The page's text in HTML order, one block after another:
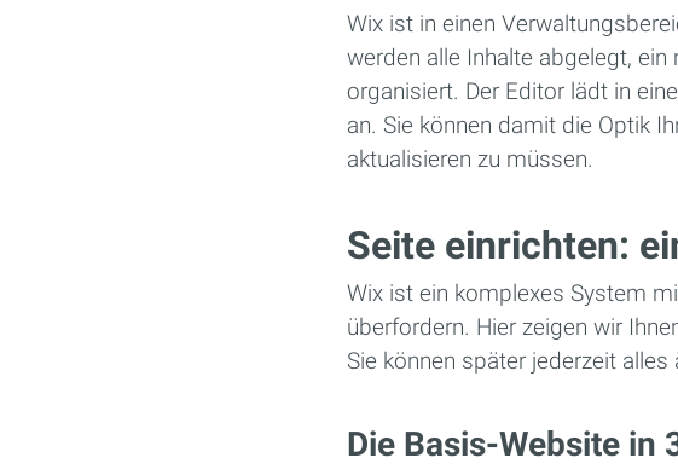
Wix ist in einen
werden alle Inhalte abgelegt,
organisiert. Der Editor lädt in
an. Sie können damit die Optik
aktualisieren zu müssen.
Seite einrichten:
Wix ist ein komplexes System
überfordern. Hier zeigen wir
Sie können später jederzeit
Die Basis-Website in